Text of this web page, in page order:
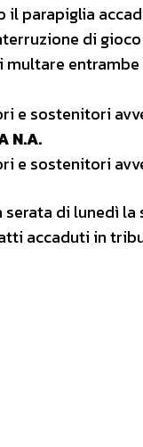
il parapiglia
di
e sostenitori
N.A.
e sostenitori
di lunedì
accaduti in